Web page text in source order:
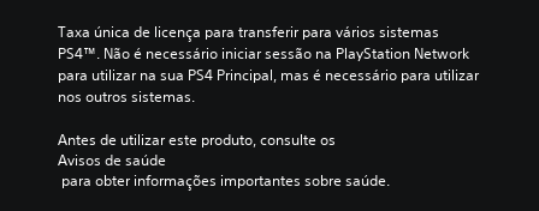
Taxa única de licença para transferir para vários sistemas
PS4™. Não é necessário iniciar sessão na PlayStation Network
para utilizar na sua PS4 Principal, mas é necessário para utilizar
nos outros sistemas.
Antes de utilizar este produto, consulte os
Avisos de saúde
para obter informações importantes sobre saúde.